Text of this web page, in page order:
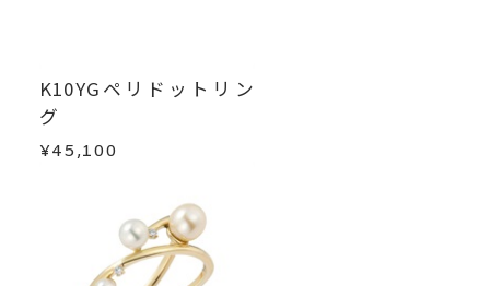
ご注文状況が「注文済み」の場合に限り、キャ
ンセルを承ります。
メンバーシップ未登録のお客さまは、お問い合
返品・交換以下の場合、商品の返品・交換・返金
は承りかねます。
K10YGペリドットリン
グ
¥45,100